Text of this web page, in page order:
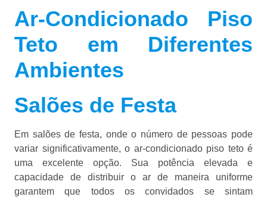
Ar-Condicionado Piso
Teto em Diferentes
Ambientes
Salões de Festa
Em salões de festa, onde o número de pessoas pode
variar significativamente, o ar-condicionado piso teto é
uma excelente opção. Sua potência elevada e
capacidade de distribuir o ar de maneira uniforme
garantem que todos os convidados se sintam